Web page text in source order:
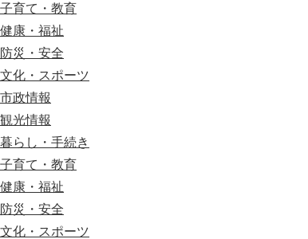
子育て・教育
健康・福祉
防災・安全
文化・スポーツ
市政情報
観光情報
暮らし・手続き
子育て・教育
健康・福祉
防災・安全
文化・スポーツ